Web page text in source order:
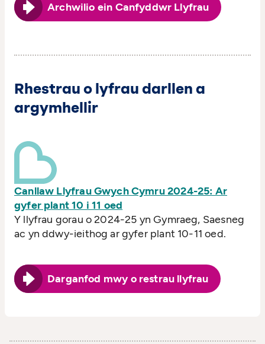
Archwilio ein Canfyddwr Llyfrau
Rhestrau o lyfrau darllen a
argymhellir
Canllaw Llyfrau Gwych Cymru 2024-25: Ar
gyfer plant 10 i 11 oed
Y llyfrau gorau o 2024-25 yn Gymraeg, Saesneg
ac yn ddwy-ieithog ar gyfer plant 10-11 oed.
Darganfod mwy o restrau llyfrau